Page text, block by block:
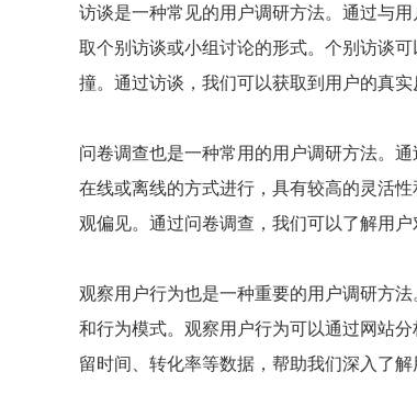
访谈是一种常见的用户调研方法。通过与
取个别访谈或小组讨论的形式。个别访谈
撞。通过访谈，我们可以获取到用户的真
问卷调查也是一种常用的用户调研方法。
在线或离线的方式进行，具有较高的灵活
观偏见。通过问卷调查，我们可以了解用
观察用户行为也是一种重要的用户调研方
和行为模式。观察用户行为可以通过网站
留时间、转化率等数据，帮助我们深入了